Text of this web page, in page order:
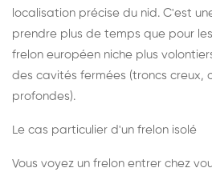
localisation précise du nid. C'est
prendre plus de temps que pour
frelon européen niche plus
des cavités fermées (troncs creux,
profondes).
Le cas particulier d'un frelon isolé
Vous voyez un frelon entrer chez